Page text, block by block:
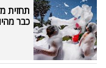
דרושים
תחזית
כבר